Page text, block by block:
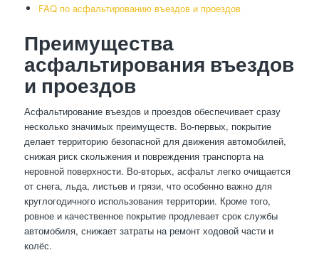
FAQ по асфальтированию въездов и проездов
Преимущества
асфальтирования въездов
и проездов
Асфальтирование въездов и проездов обеспечивает сразу
несколько значимых преимуществ. Во-первых, покрытие
делает территорию безопасной для движения автомобилей,
снижая риск скольжения и повреждения транспорта на
неровной поверхности. Во-вторых, асфальт легко очищается
от снега, льда, листьев и грязи, что особенно важно для
круглогодичного использования территории. Кроме того,
ровное и качественное покрытие продлевает срок службы
автомобиля, снижает затраты на ремонт ходовой части и
колёс.